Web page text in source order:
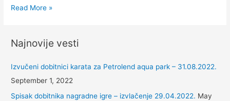
Spisak
igre
izvlačenje
30.04.2021.
Read More »
Najnovije vesti
Izvučeni dobitnici karata za Petrolend aqua park – 31.08.2022.
September 1, 2022
Spisak dobitnika nagradne igre – izvlačenje 29.04.2022. May